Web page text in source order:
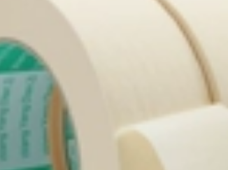
Keo dán hai mặt
xốp 3M1600T keo
giá Chất kết dính
màu trắng có độ
nhớt cao dùng để
trang trí xe hơi băng
dính 3m 1 mặt